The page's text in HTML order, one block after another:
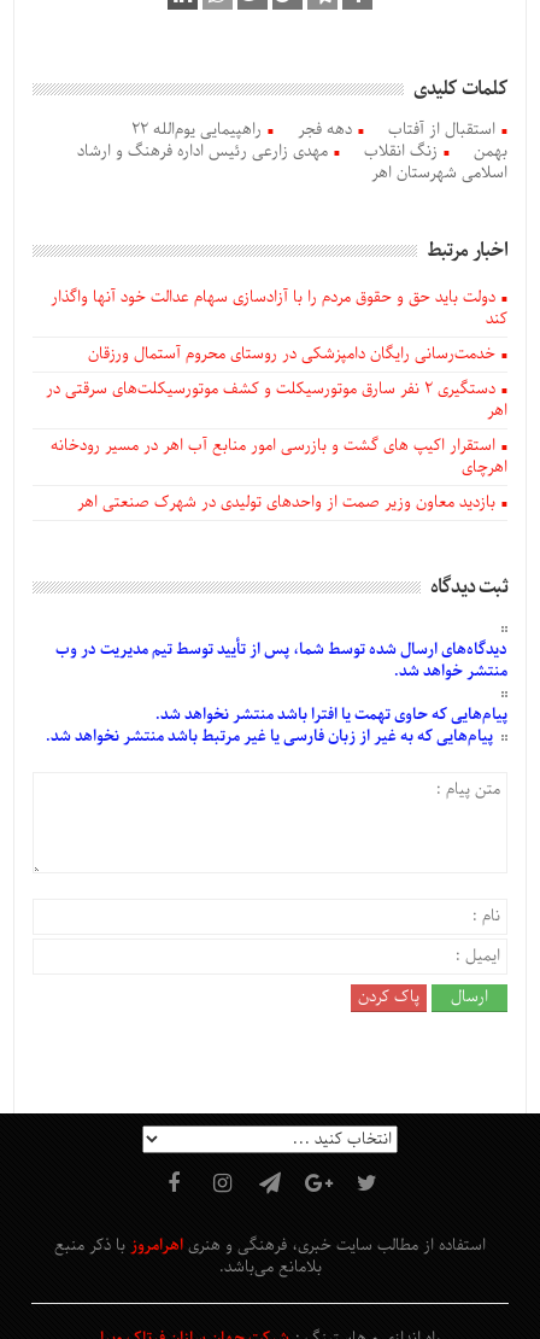
کلمات کلیدی
استقبال از آفتاب دهه فجر
راهپیمایی یوم‌الله 22
بهمن
زنگ انقلاب
مهدی زارعی رئیس اداره فرهنگ و ارشاد
اسلامی شهرستان اهر
اخبار مرتبط
دولت باید حق و حقوق مردم را با آزادسازی سهام عدالت خود آنها واگذار
کند
خدمت‌رسانی رایگان دامپزشکی در روستای محروم آستمال ورزقان
دستگيری ۲ نفر سارق موتورسیکلت و کشف موتورسیکلت‌های سرقتی در
اهر
استقرار اکیپ های گشت و بازرسی امور منابع آب اهر در مسیر رودخانه
اهرچای
بازدید معاون وزیر صمت از واحدهای تولیدی در شهرک صنعتی اهر
ثبت دیدگاه
دیدگاه‌هایارسالشدهتوسط شما، پس ازتأییدتوسط تیم مدیریت در وب
منتشر خواهد شد.
پیام‌هاییکه حاوی تهمت یا افترا باشد منتشر نخواهد شد.
پیام‌هاییکه به غیر از زبان فارسی یا غیر مرتبط باشد منتشر نخواهد شد.
استفاده از مطالب سایت خبری، فرهنگی و هنری اهرامروز با ذکر منبع
بلامانع می‌باشد.